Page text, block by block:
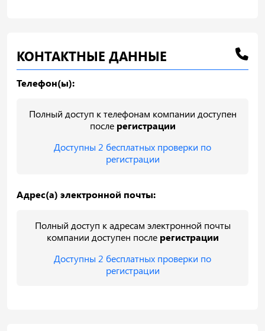
КОНТАКТНЫЕ ДАННЫЕ
Телефон(ы):
Полный доступ к телефонам компании доступен
после регистрации
Доступны 2 бесплатных проверки по
регистрации
Адрес(а) электронной почты:
Полный доступ к адресам электронной почты
компании доступен после регистрации
Доступны 2 бесплатных проверки по
регистрации